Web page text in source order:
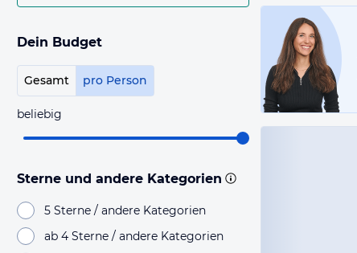
Dein Budget
Gesamt pro Person
beliebig
Sterne und andere Kategorien
5 Sterne / andere Kategorien
ab 4 Sterne / andere Kategorien